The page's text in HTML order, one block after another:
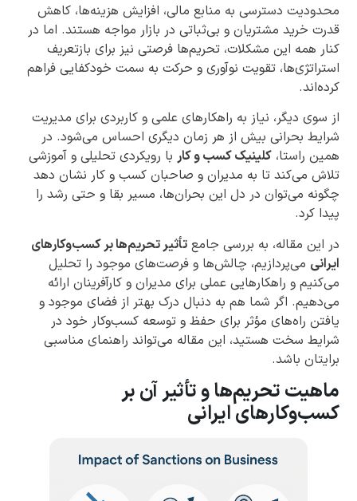
محدودیت دسترسی به منابع مالی، افزایش هزینه‌ها، کاهش
قدرت خرید مشتریان و بی‌ثباتی در بازار مواجه هستند. اما در
کنار همه این مشکلات، تحریم‌ها فرصتی نیز برای بازتعریف
استراتژی‌ها، تقویت نوآوری و حرکت به سمت خودکفایی فراهم
کرده‌اند.
از سوی دیگر، نیاز به راهکارهای علمی و کاربردی برای مدیریت
شرایط بحرانی بیش از هر زمان دیگری احساس می‌شود. در
همین راستا، کلینیک کسب و کار با رویکردی تحلیلی و آموزشی
تلاش می‌کند تا به مدیران و صاحبان کسب و کار نشان دهد
چگونه می‌توان در دل این بحران‌ها، مسیر بقا و حتی رشد را
پیدا کرد.
در این مقاله، به بررسی جامع تأثیر تحریم‌ها بر کسب‌وکارهای
ایرانی می‌پردازیم، چالش‌ها و فرصت‌های موجود را تحلیل
می‌کنیم و راهکارهایی عملی برای مدیران و کارآفرینان ارائه
می‌دهیم. اگر شما هم به دنبال درک بهتر از فضای موجود و
یافتن راه‌های مؤثر برای حفظ و توسعه کسب‌وکار خود در
شرایط سخت هستید، این مقاله می‌تواند راهنمای مناسبی
برایتان باشد.
ماهیت تحریم‌ها و تأثیر آن بر
کسب‌وکارهای ایرانی